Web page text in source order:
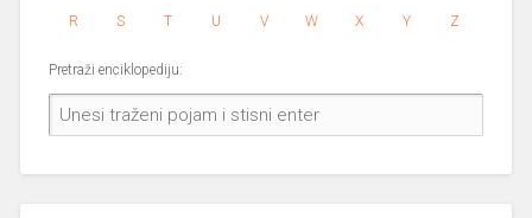
R S T U V W X Y Z
Pretraži enciklopediju: